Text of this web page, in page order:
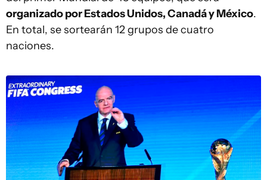
organizado por Estados Unidos, Canadá y México.
En total, se sortearán 12 grupos de cuatro
naciones.